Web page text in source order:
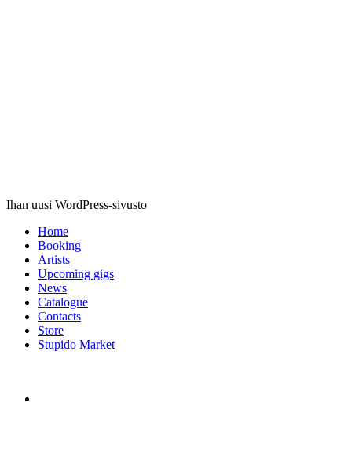
Ihan uusi WordPress-sivusto
Home
Booking
Artists
Upcoming gigs
News
Catalogue
Contacts
Store
Stupido Market